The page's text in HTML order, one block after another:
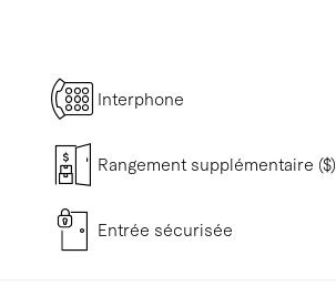
Interphone
Rangement supplémentaire ($)
Entrée sécurisée